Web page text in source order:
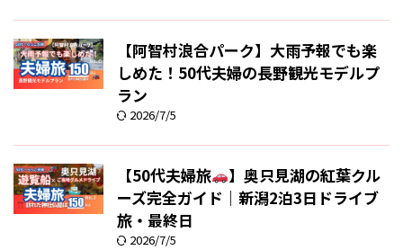
【阿智村浪合パーク】大雨予報でも楽
しめた！50代夫婦の長野観光モデルプ
ラン
2026/7/5
【50代夫婦旅
】奥只見湖の紅葉クル
ーズ完全ガイド｜新潟2泊3日ドライブ
旅・最終日
2026/7/5